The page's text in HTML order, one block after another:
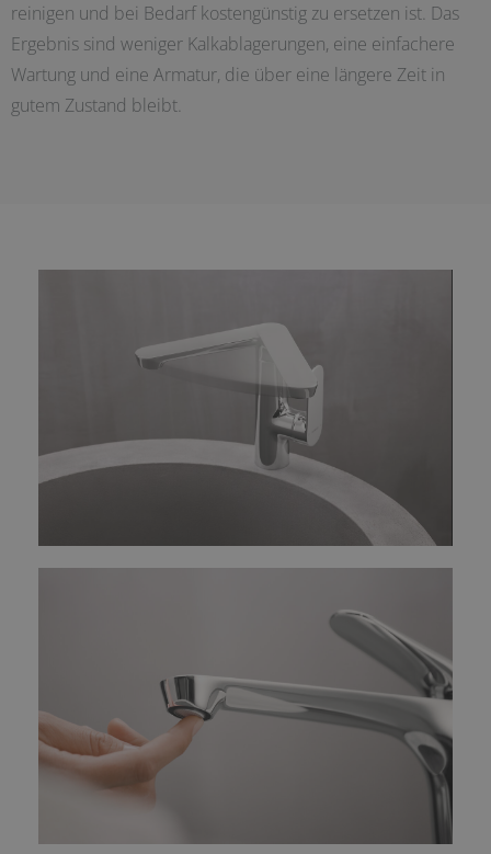
reinigen und bei Bedarf kostengünstig zu ersetzen ist. Das
Ergebnis sind weniger Kalkablagerungen, eine einfachere
Wartung und eine Armatur, die über eine längere Zeit in
gutem Zustand bleibt.